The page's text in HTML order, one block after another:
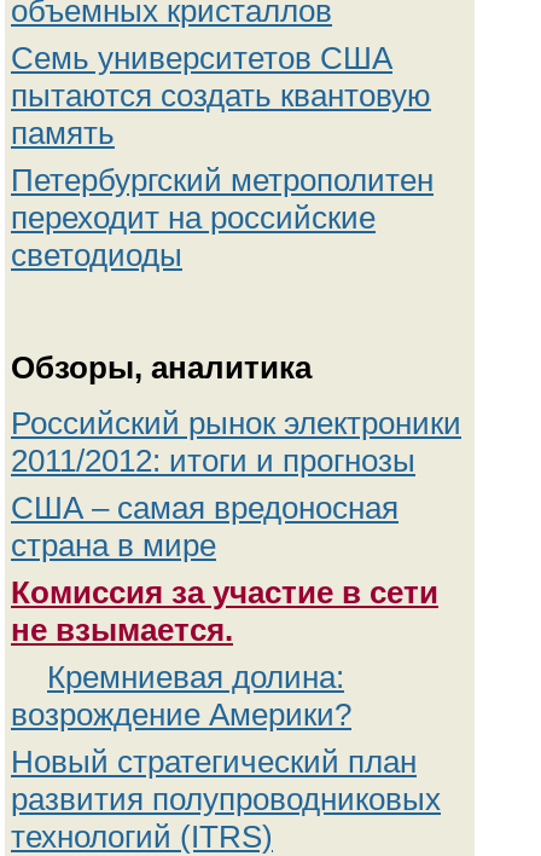
объемных кристаллов
Семь университетов США
пытаются создать квантовую
память
Петербургский метрополитен
переходит на российские
светодиоды
Обзоры, аналитика
Российский рынок электроники
2011/2012: итоги и прогнозы
США – самая вредоносная
страна в мире
Комиссия за участие в сети
не взымается.
Кремниевая долина:
возрождение Америки?
Новый стратегический план
развития полупроводниковых
технологий (ITRS)